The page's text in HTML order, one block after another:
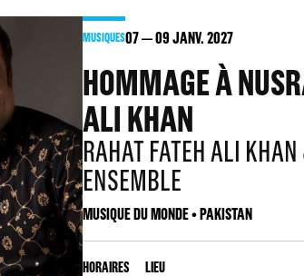
MUSIQUES07 09JANV. 2027
HOMMAGE À
ALI KHAN
RAHAT FATEH ALI KHAN
ENSEMBLE
MUSIQUE DU MONDE • PAKISTAN
HORAIRES LIEU